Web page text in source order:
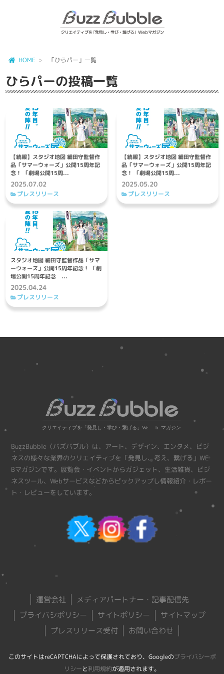
HOME 「ひらパー」一覧
ひらパーの投稿一覧
【続報】スタジオ地図 細田守監督作
品「サマーウォーズ」公開15周年記
念！ 「劇場公開15周...
2025.07.02
プレスリリース
【続報】スタジオ地図 細田守監督作
品「サマーウォーズ」公開15周年記
念！ 「劇場公開15周...
2025.05.20
プレスリリース
スタジオ地図 細田守監督作品「サマ
ーウォーズ」公開15周年記念！ 「劇
場公開15周年記念 ...
2025.04.24
プレスリリース
BuzzBubble（バズバブル）は、アート、デザイン、エンタメ、ビジ
ネスの様々な業界のクリエイティブを「発見し、考え、繋げる」WE
Bマガジンです。展覧会・イベントからガジェット、生活雑貨、ビジ
ネスツール、Webサービスなどからピックアップし情報紹介・レポー
ト・レビューをしています。
運営会社
メディアパートナー・記事配信先
プライバシポリシー
サイトポリシー
サイトマップ
プレスリリース受付
お問い合わせ
このサイトはreCAPTCHAによって保護されており、Googleのプライバシーポ
リシーと利用規約が適用されます。